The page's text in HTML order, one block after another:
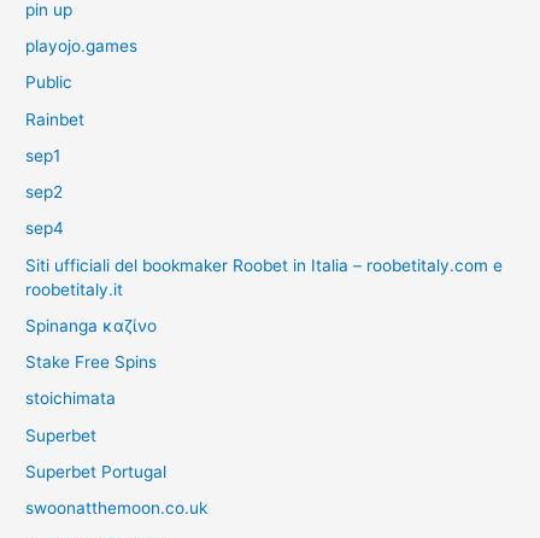
pin up
playojo.games
Public
Rainbet
sep1
sep2
sep4
Siti ufficiali del bookmaker Roobet in Italia – roobetitaly.com e
roobetitaly.it
Spinanga καζίνο
Stake Free Spins
stoichimata
Superbet
Superbet Portugal
swoonatthemoon.co.uk